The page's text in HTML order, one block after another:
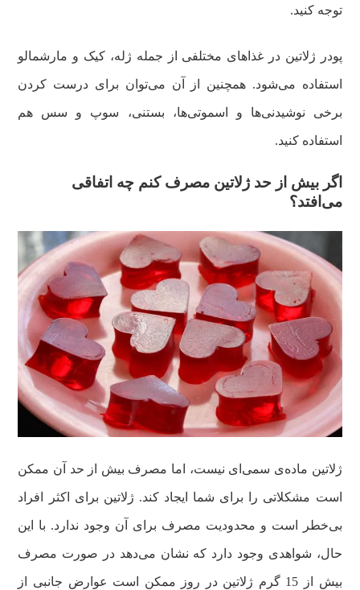
توجه کنید.
پودر ژلاتین در غذاهای مختلفی از جمله ژله، کیک و مارشمالو
استفاده می‌شود. همچنین از آن می‌توان برای درست کردن
برخی نوشیدنی‌ها و اسموتی‌ها، بستنی، سوپ و سس هم
استفاده کنید.
اگر بیش از حد ژلاتین مصرف کنم چه اتفاقی
می‌افتد؟
ژلاتین ماده‌ی سمی‌ای نیست، اما مصرف بیش از حد آن ممکن
است مشکلاتی را برای شما ایجاد کند. ژلاتین برای اکثر افراد
بی‌خطر است و محدودیت مصرف برای آن وجود ندارد. با این
حال، شواهدی وجود دارد که نشان می‌دهد در صورت مصرف
بیش از 15 گرم ژلاتین در روز ممکن است عوارض جانبی از